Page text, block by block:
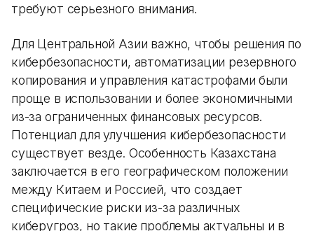
требуют серьезного внимания.
Для Центральной Азии важно, чтобы решения по
кибербезопасности, автоматизации резервного
копирования и управления катастрофами были
проще в использовании и более экономичными
из-за ограниченных финансовых ресурсов.
Потенциал для улучшения кибербезопасности
существует везде. Особенность Казахстана
заключается в его географическом положении
между Китаем и Россией, что создает
специфические риски из-за различных
киберугроз, но такие проблемы актуальны и в